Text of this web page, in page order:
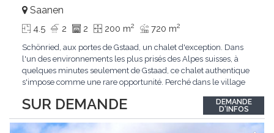
SUR DEMANDE
Saanen
4.5 2 2 200 m2 720 m2
Schönried, aux portes de Gstaad, un chalet d'exception. Dans
l'un des environnements les plus prisés des Alpes suisses, à
quelques minutes seulement de Gstaad, ce chalet authentique
s'impose comme une rare opportunité. Perché dans le village
station et les sommets qui l'encadrent, un spectacle qui change
au fil des saisons. Avec...
DEMANDE
D'INFOS